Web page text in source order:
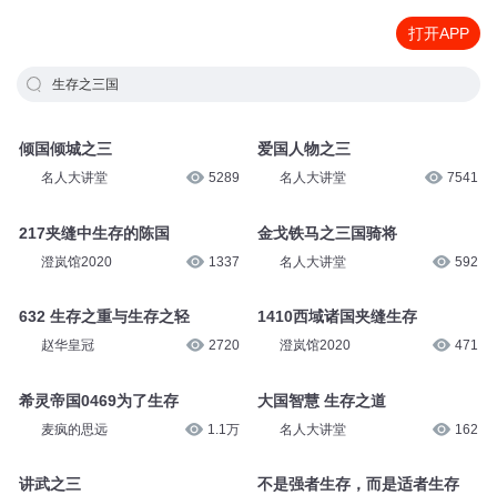
打开APP
生存之三国
倾国倾城之三
名人大讲堂 5289
217夹缝中生存的陈国
澄岚馆2020 1337
632 生存之重与生存之轻
赵华皇冠 2720
希灵帝国0469为了生存
麦疯的思远 1.1万
讲武之三
爱国人物之三
名人大讲堂 7541
金戈铁马之三国骑将
名人大讲堂 592
1410西域诸国夹缝生存
澄岚馆2020 471
大国智慧 生存之道
名人大讲堂 162
不是强者生存，而是适者生存